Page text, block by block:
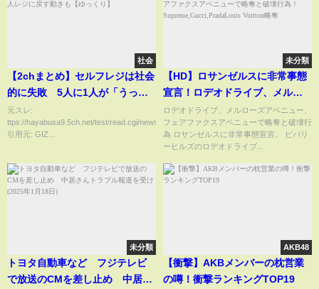
社会
【2chまとめ】セルフレジは社会
的に失敗 5人に1人が「うっか
り万引き」経験 有人レジに戻
す動きも【ゆっくり】
元スレ:
ttps://hayabusa9.5ch.net/test/read.cgi/news/1705890430/1
引用元: GIZ...
未分類
【HD】ロサンゼルスに非常事態
宣言！ロデオドライブ、メルロ
ーズアベニュー、フェアファク
スアベニューで略奪と破壊行
為！
Vuitton略奪
ロデオドライブ、メルローズアベニュー、
フェアファクスアベニューで略奪と破壊行
為 ロサンゼルスに非常事態宣言。 ビバリ
ーヒルズのロデオドライブ...
未分類
トヨタ自動車など フジテレビ
で放送のCMを差し止め 中居さ
AKB48
【衝撃】AKBメンバーの枕営業
の噂！衝撃ランキングTOP19